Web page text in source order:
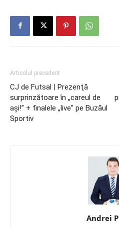
Articolul precedent
CJ de Futsal | Prezenţă
surprinzătoare în „careul de
aşi!” + finalele „live” pe Buzăul
Sportiv
Andrei